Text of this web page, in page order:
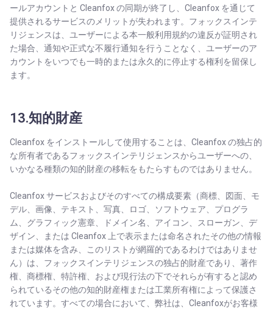
ールアカウントと Cleanfox の同期が終了し、Cleanfox を通じて
提供されるサービスのメリットが失われます。フォックスインテ
リジェンスは、ユーザーによる本一般利用規約の違反が証明され
た場合、通知や正式な不履行通知を行うことなく、ユーザーのア
カウントをいつでも一時的または永久的に停止する権利を留保し
ます。
13.知的財産
Cleanfox をインストールして使用することは、Cleanfox の独占的
な所有者であるフォックスインテリジェンスからユーザーへの、
いかなる種類の知的財産の移転をもたらすものではありません。
Cleanfox サービスおよびそのすべての構成要素（商標、図面、モ
デル、画像、テキスト、写真、ロゴ、ソフトウェア、プログラ
ム、グラフィック憲章、ドメイン名、アイコン、スローガン、デ
ザイン、または Cleanfox 上で表示または命名されたその他の情報
または媒体を含み、このリストが網羅的であるわけではありませ
ん）は、フォックスインテリジェンスの独占的財産であり、著作
権、商標権、特許権、および現行法の下でそれらが有すると認め
られているその他の知的財産権または工業所有権によって保護さ
れています。すべての場合において、弊社は、Cleanfoxがお客様